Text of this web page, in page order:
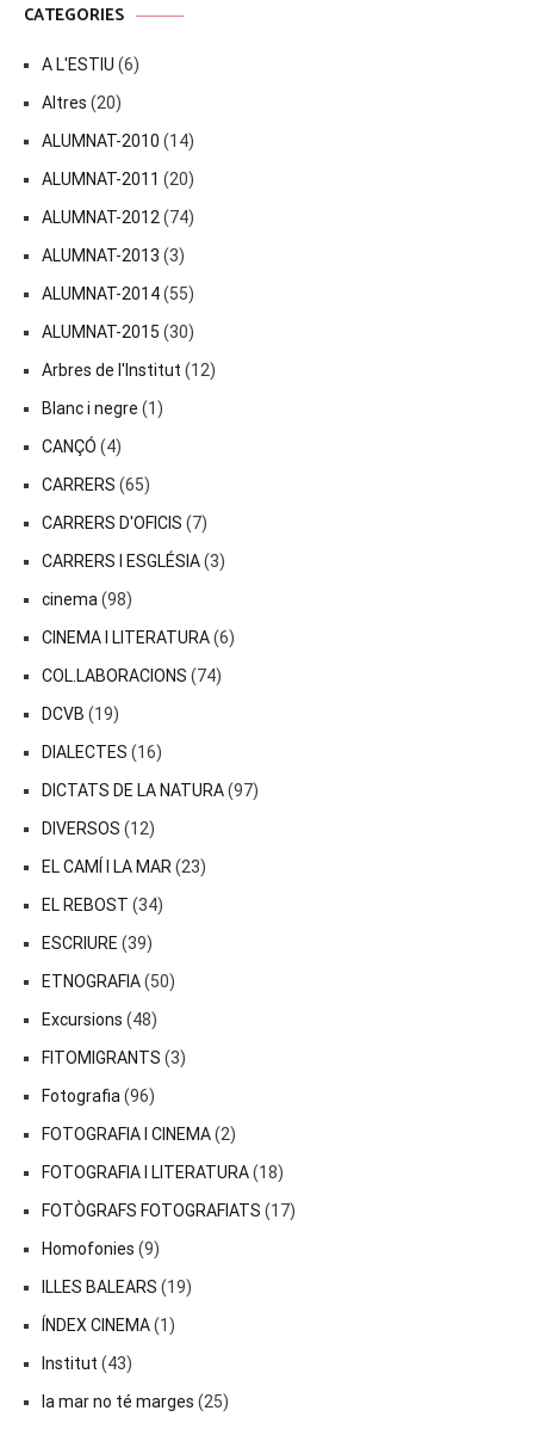
CATEGORIES
A L'ESTIU (6)
Altres (20)
ALUMNAT-2010 (14)
ALUMNAT-2011 (20)
ALUMNAT-2012 (74)
ALUMNAT-2013 (3)
ALUMNAT-2014(55)
ALUMNAT-2015 (30)
Arbres de l'Institut (12)
Blanc i negre (1)
CANÇÓ (4)
CARRERS (65)
CARRERS D'OFICIS (7)
CARRERS I ESGLÉSIA(3)
cinema (98)
CINEMA I LITERATURA(6)
COL.LABORACIONS (74)
DCVB (19)
DIALECTES (16)
DICTATS DE LA NATURA(97)
DIVERSOS (12)
EL CAMÍ I LA MAR (23)
EL REBOST (34)
ESCRIURE (39)
ETNOGRAFIA(50)
Excursions (48)
FITOMIGRANTS (3)
Fotografia (96)
FOTOGRAFIA I CINEMA(2)
FOTOGRAFIA I LITERATURA(18)
FOTÒGRAFS FOTOGRAFIATS (17)
Homofonies (9)
ILLES BALEARS (19)
ÍNDEX CINEMA(1)
Institut (43)
la mar no té marges (25)